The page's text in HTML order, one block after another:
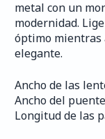
metal con un
modernidad.
óptimo mientras
elegante.
Ancho de las
Ancho del
Longitud de las